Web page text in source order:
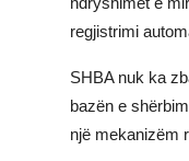
regjistrimi
SHBA nuk ka
bazën e
një mekanizëm